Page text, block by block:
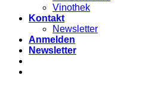
Vinothek
Kontakt
Newsletter
Anmelden
Newsletter